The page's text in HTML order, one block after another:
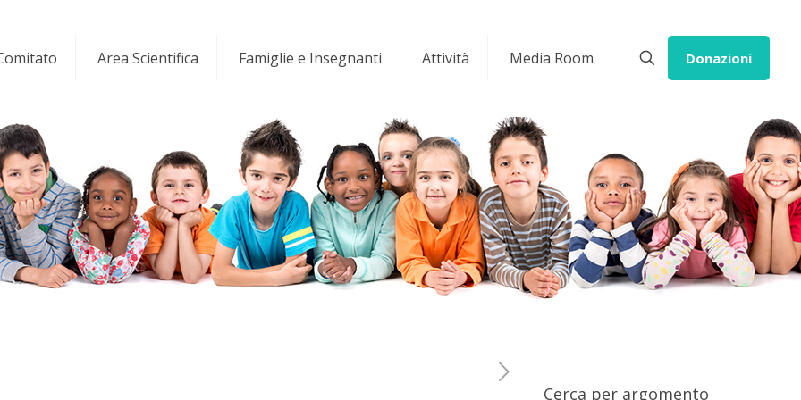
Area Scientifica Famiglie e Insegnanti Attività Media Room Donazioni
Cerca per argomento